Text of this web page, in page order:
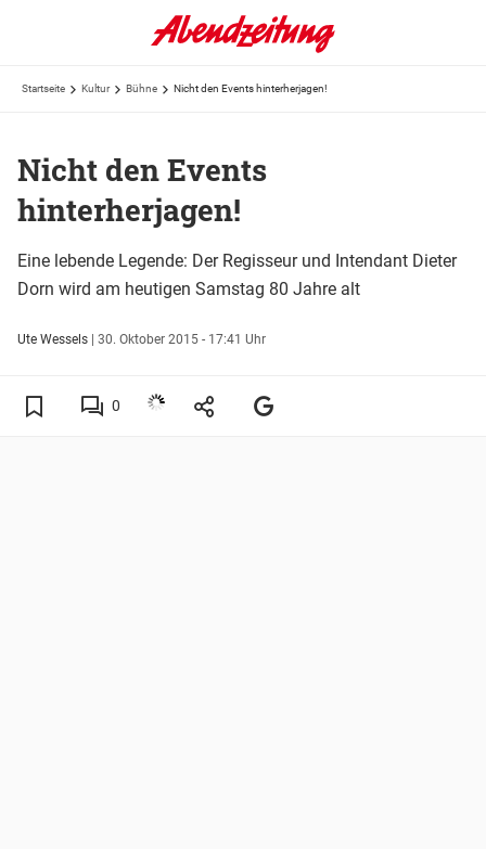
Startseite Kultur Bühne Nicht den Events hinterherjagen!
Nicht den Events
hinterherjagen!
Eine lebende Legende: Der Regisseur und Intendant Dieter
Dorn wird am heutigen Samstag 80 Jahre alt
Ute Wessels | 30. Oktober 2015 - 17:41 Uhr
0